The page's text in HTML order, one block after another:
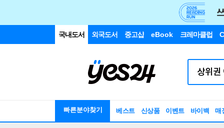
국내도서 외국도서 중고샵 eBook 크레마클럽
빠른분야찾기 베스트 신상품 이벤트 바이백 매